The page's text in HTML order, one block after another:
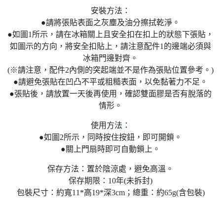
安裝方法：
●請將張貼表面之灰塵及油分擦拭乾淨。
●如圖1所示，請在冰箱關上且安全扣在扣上的狀態下張貼，
如圖示的方向，將安全扣貼上，請注意配件1的邊端必須與
冰箱門邊對齊。
(※請注意，配件2內側的突起端並不是作為張貼位置參考。)
●請避免張貼在凹凸不平或粗糙表面，以免黏著力不足。
●張貼後，請放置一天後再使用，確認雙面膠是否有脫落的
情形。
使用方法：
●如圖2所示，同時按住按鈕，即可開鎖。
●關上門扇時即可自動鎖上。
保存方法：置於陰涼處，避免高溫。
保存期限：10年(未拆封)
包裝尺寸：約寬11*高19*深3cm；總重：約65g(含包裝)